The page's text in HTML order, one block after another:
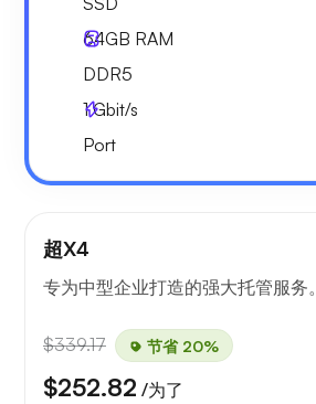
64GB RAM
DDR5
1Gbit/s
Port
超X4
专为中型企业打造的强大托管服务。
$339.17 节省 20%
$252.82 /为了